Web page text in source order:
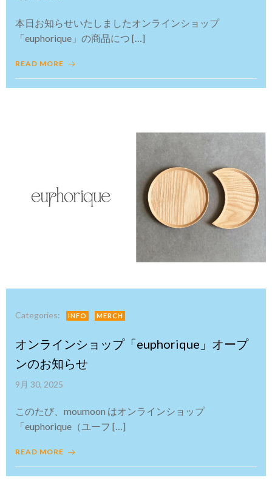
本日お知らせいたしましたオンラインショップ
「euphorique」の商品につ […]
READ MORE
Categories: INFO MERCH
オンラインショップ「euphorique」オープ
ンのお知らせ
9月 30, 2025
このたび、moumoon はオンラインショップ
「euphorique（ユーフ […]
READ MORE